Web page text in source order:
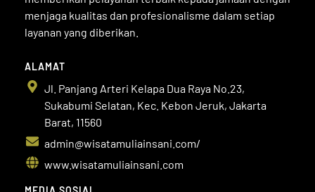
menjaga kualitas dan profesionalisme dalam setiap
layanan yang diberikan.
ALAMAT
Jl. Panjang Arteri Kelapa Dua Raya No.23,
Sukabumi Selatan, Kec. Kebon Jeruk, Jakarta
Barat, 11560
admin@wisatamuliainsani.com/
www.wisatamuliainsani.com